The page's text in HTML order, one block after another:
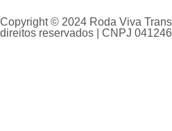
Copyright © 2024 Roda Viva
direitos reservados | CNPJ